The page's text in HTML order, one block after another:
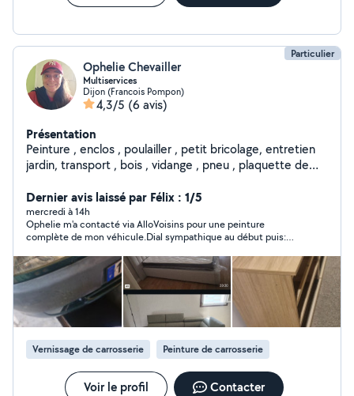
Particulier
Ophelie Chevailler
Multiservices
Dijon (Francois Pompon)
4,3/5 (6 avis)
Présentation
Peinture , enclos , poulailler , petit bricolage, entretien
jardin, transport , bois , vidange , pneu , plaquette de
Dernier avis laissé par Félix : 1/5
mercredi à 14h
Ophelie m'a contacté via AlloVoisins pour une peinture
complète de mon véhicule.Dial sympathique au début puis:
200 € le lendemain...! À noter : même en fournissant moi-
même peinture et vernis, le tarif restait identique disait-elle, ce
qui pose question sur la véritable cohérence du devis. Motif
évoqué : Passage par prestataire.. Après comparaison, un
professionnel avec 15 ans d’expérience m’a proposé 1 200 €
pour une prestation équivalente (Tout compris en cabine :MO
+ Couches peinture+couches vernis Etc..! ). Conclusion : Tres
deçu du manque de transparence et de cohérence dans ses
echanges et sa tarification . j'ai preféré partir en courant ..! Je
ne recommande pas..!
Vernissage de carrosserie Peinture de carrosserie
Voir le profil Contacter